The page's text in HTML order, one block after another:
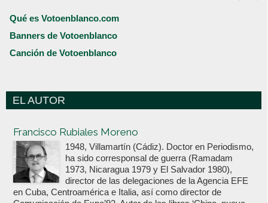
Qué es Votoenblanco.com
Banners de Votoenblanco
Canción de Votoenblanco
EL AUTOR
Francisco Rubiales Moreno
1948, Villamartín (Cádiz). Doctor en Periodismo,
ha sido corresponsal de guerra (Ramadam
1973, Nicaragua 1979 y El Salvador 1980),
director de las delegaciones de la Agencia EFE
en Cuba, Centroamérica e Italia, así como director de